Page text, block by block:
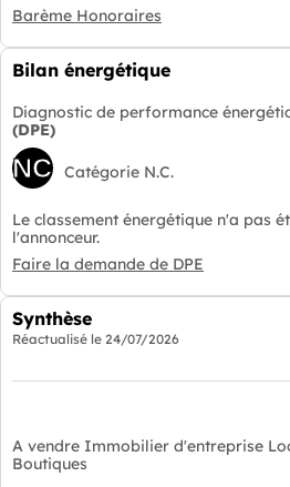
Barème Honoraires
Bilan énergétique
Diagnostic de performance
(DPE)
NC Catégorie N.C.
Le classement énergétique n'a pas
l'annonceur.
Faire la demande de DPE
Synthèse
Réactualisé le 24/07/2026
A vendre Immobilier d'entreprise
Boutiques